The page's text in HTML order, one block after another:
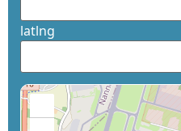
latlng